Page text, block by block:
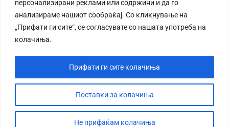
персонализирани реклами или содржини и да го
анализираме нашиот сообраќај. Со кликнување на
„Прифати ги сите“, се согласувате со нашата употреба на
колачиња.
Поставки за колачиња
Не прифаќам колачиња
Прифати ги сите колачиња